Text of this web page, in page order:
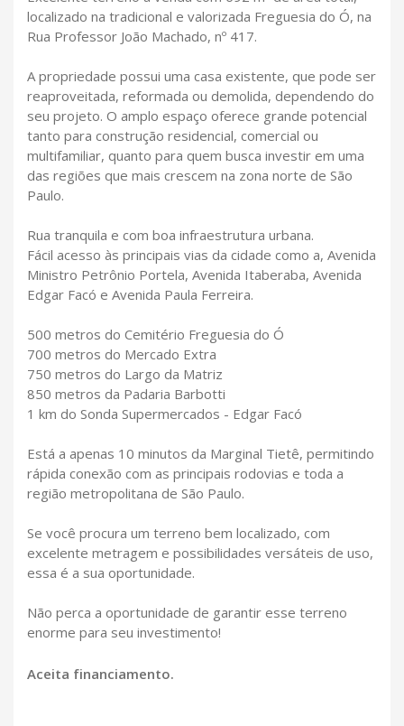
localizado na tradicional e valorizada Freguesia do Ó, na
Rua Professor João Machado, nº 417.
A propriedade possui uma casa existente, que pode ser
reaproveitada, reformada ou demolida, dependendo do
seu projeto. O amplo espaço oferece grande potencial
tanto para construção residencial, comercial ou
multifamiliar, quanto para quem busca investir em uma
das regiões que mais crescem na zona norte de São
Paulo.
Rua tranquila e com boa infraestrutura urbana.
Fácil acesso às principais vias da cidade como a, Avenida
Ministro Petrônio Portela, Avenida Itaberaba, Avenida
Edgar Facó e Avenida Paula Ferreira.
500 metros do Cemitério Freguesia do Ó
700 metros do Mercado Extra
750 metros do Largo da Matriz
850 metros da Padaria Barbotti
1 km do Sonda Supermercados - Edgar Facó
Está a apenas 10 minutos da Marginal Tietê, permitindo
rápida conexão com as principais rodovias e toda a
região metropolitana de São Paulo.
Se você procura um terreno bem localizado, com
excelente metragem e possibilidades versáteis de uso,
essa é a sua oportunidade.
Não perca a oportunidade de garantir esse terreno
enorme para seu investimento!
Aceita financiamento.